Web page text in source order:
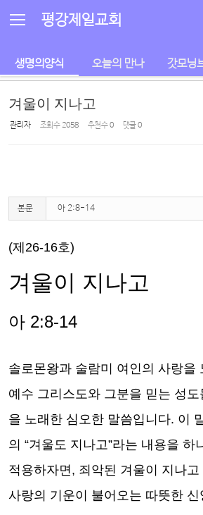
평강제일교회
생명의양식 오늘의 만나 갓모닝
겨울이 지나고
관리자 조회 수2058 추천 수0 댓글0
본문 아 2:8-14
(제 26-16호)
겨울이 지나고
아 2:8-14
솔로몬왕과 술람미 여인의 사랑을
예수 그리스도와 그분을 믿는 성
을 노래한 심오한 말씀입니다. 이
의 “겨울도 지나고”라는 내용을 하
적용하자면, 죄악된 겨울이 지나
사랑의 기운이 불어오는 따뜻한